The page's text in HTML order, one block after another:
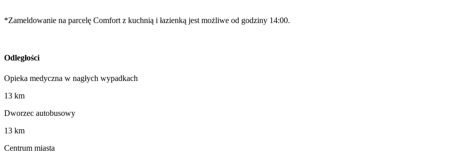
*Zameldowanie na parcelę Comfort z kuchnią i łazienką jest możliwe od godziny 14:00.
Odległości
Opieka medyczna w nagłych wypadkach
13 km
Dworzec autobusowy
13 km
Centrum miasta